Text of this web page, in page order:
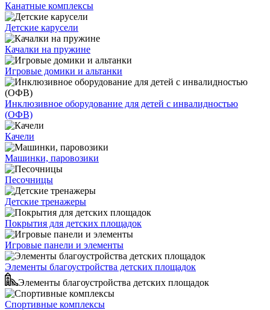
Канатные комплексы
Детские карусели
Качалки на пружине
Игровые домики и альтанки
Инклюзивное оборудование для детей с инвалидностью
(ОФВ)
Качели
Машинки, паровозики
Песочницы
Детские тренажеры
Покрытия для детских площадок
Игровые панели и элементы
Элементы благоустройства детских площадок
Элементы благоустройства детских площадок
Спортивные комплексы